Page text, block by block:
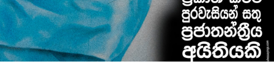
o
n
t
e